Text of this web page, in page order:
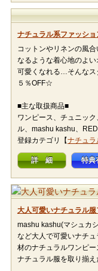
ナチュラル系ファッシ
コットンやリネンの風
なるような着心地のよ
可愛くなれる…そんなス
５％OFF☆
■主な取扱商品■
ワンピース、チュニッ
ル、mashu kashu、
登録カテゴリ【ナチュラ
詳 細 特典
大人可愛いナチュラル
mashu kashu(マシュカ
など大人で可愛いナチ
材のナチュラルワンピ
ナチュラル服を取り揃え